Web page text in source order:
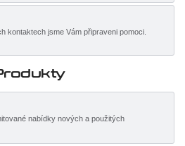
kontaktech jsme Vám připraveni pomoci.
nabídky nových a použitých